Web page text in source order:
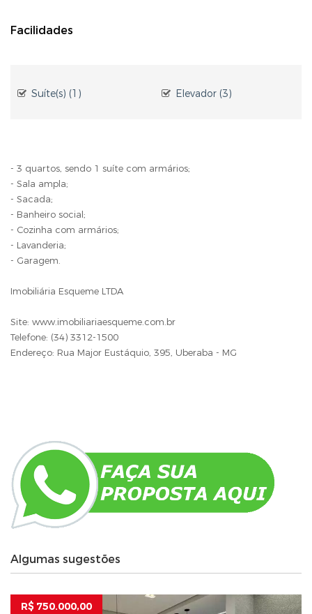
Facilidades
Suíte(s) (1) Elevador (3)
- 3 quartos, sendo 1 suíte com armários;
- Sala ampla;
- Sacada;
- Banheiro social;
- Cozinha com armários;
- Lavanderia;
- Garagem.
Imobiliária Esqueme LTDA
Site: www.imobiliariaesqueme.com.br
Telefone: (34) 3312-1500
Endereço: Rua Major Eustáquio, 395, Uberaba - MG
Algumas sugestões
R$ 750.000,00